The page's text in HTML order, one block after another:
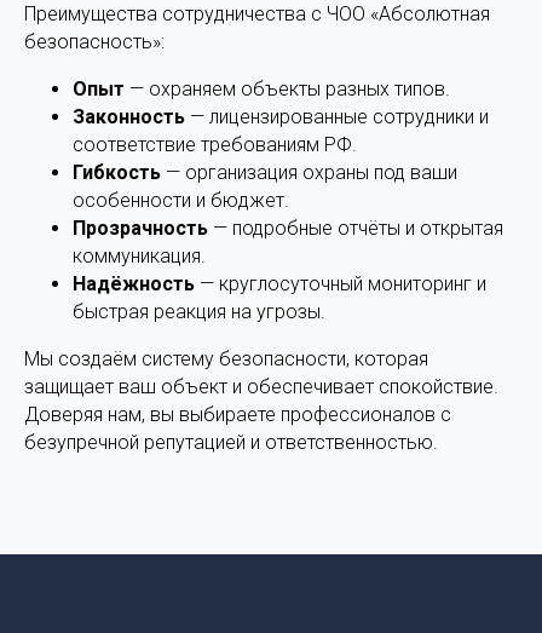
Преимущества сотрудничества с ЧОО «Абсолютная
безопасность»:
Опыт — охраняем объекты разных типов.
Законность — лицензированные сотрудники и
соответствие требованиям РФ.
Гибкость — организация охраны под ваши
особенности и бюджет.
Прозрачность — подробные отчёты и открытая
коммуникация.
Надёжность — круглосуточный мониторинг и
быстрая реакция на угрозы.
Мы создаём систему безопасности, которая
защищает ваш объект и обеспечивает спокойствие.
Доверяя нам, вы выбираете профессионалов с
безупречной репутацией и ответственностью.